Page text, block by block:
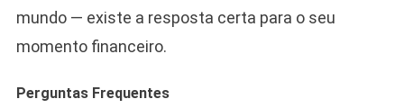
mundo — existe a resposta certa para o seu
momento financeiro.
Perguntas Frequentes